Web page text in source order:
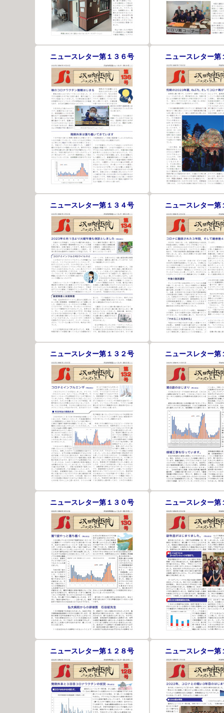
ニュースレター第１３６号 ニュースレター第
ニュースレター第１３４号 ニュースレター第
ニュースレター第１３２号 ニュースレター第
ニュースレター第１３０号 ニュースレター第
ニュースレター第１２８号 ニュースレター第